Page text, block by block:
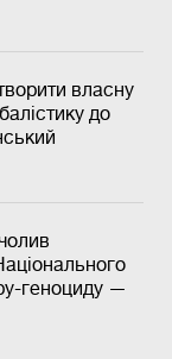
власну
до
геноциду —